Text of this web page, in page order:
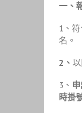
一、
1、
名。
2 、
3、
時掛